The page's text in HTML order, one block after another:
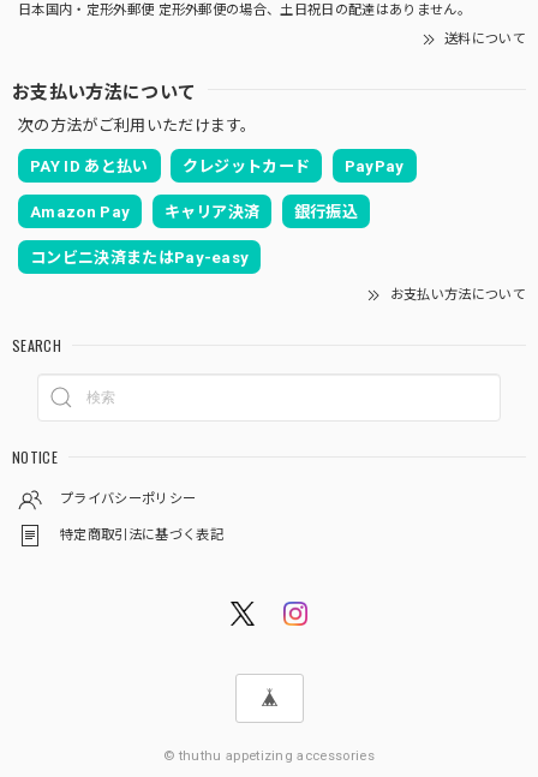
日本国内・定形外郵便 定形外郵便の場合、土日祝日の配達はありません。
送料について
お支払い方法について
次の方法がご利用いただけます。
PAY ID あと払い クレジットカード PayPay
Amazon Pay キャリア決済 銀行振込
コンビニ決済またはPay-easy
お支払い方法について
SEARCH
NOTICE
プライバシーポリシー
特定商取引法に基づく表記
© thuthu appetizing accessories